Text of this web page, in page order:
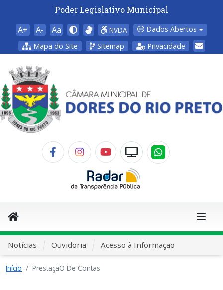
Poder Legislativo Municipal
A+ A- Aa NVDA
Dados Abertos
Mapa do Site
Sitemap Privacidade
Notícias Ouvidoria Acesso à Informação
Início PrestaçãO De Contas